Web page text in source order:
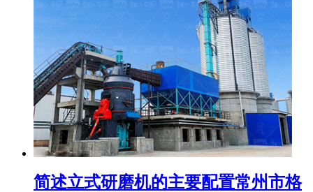
简述立式研磨机的主要配置常州市格